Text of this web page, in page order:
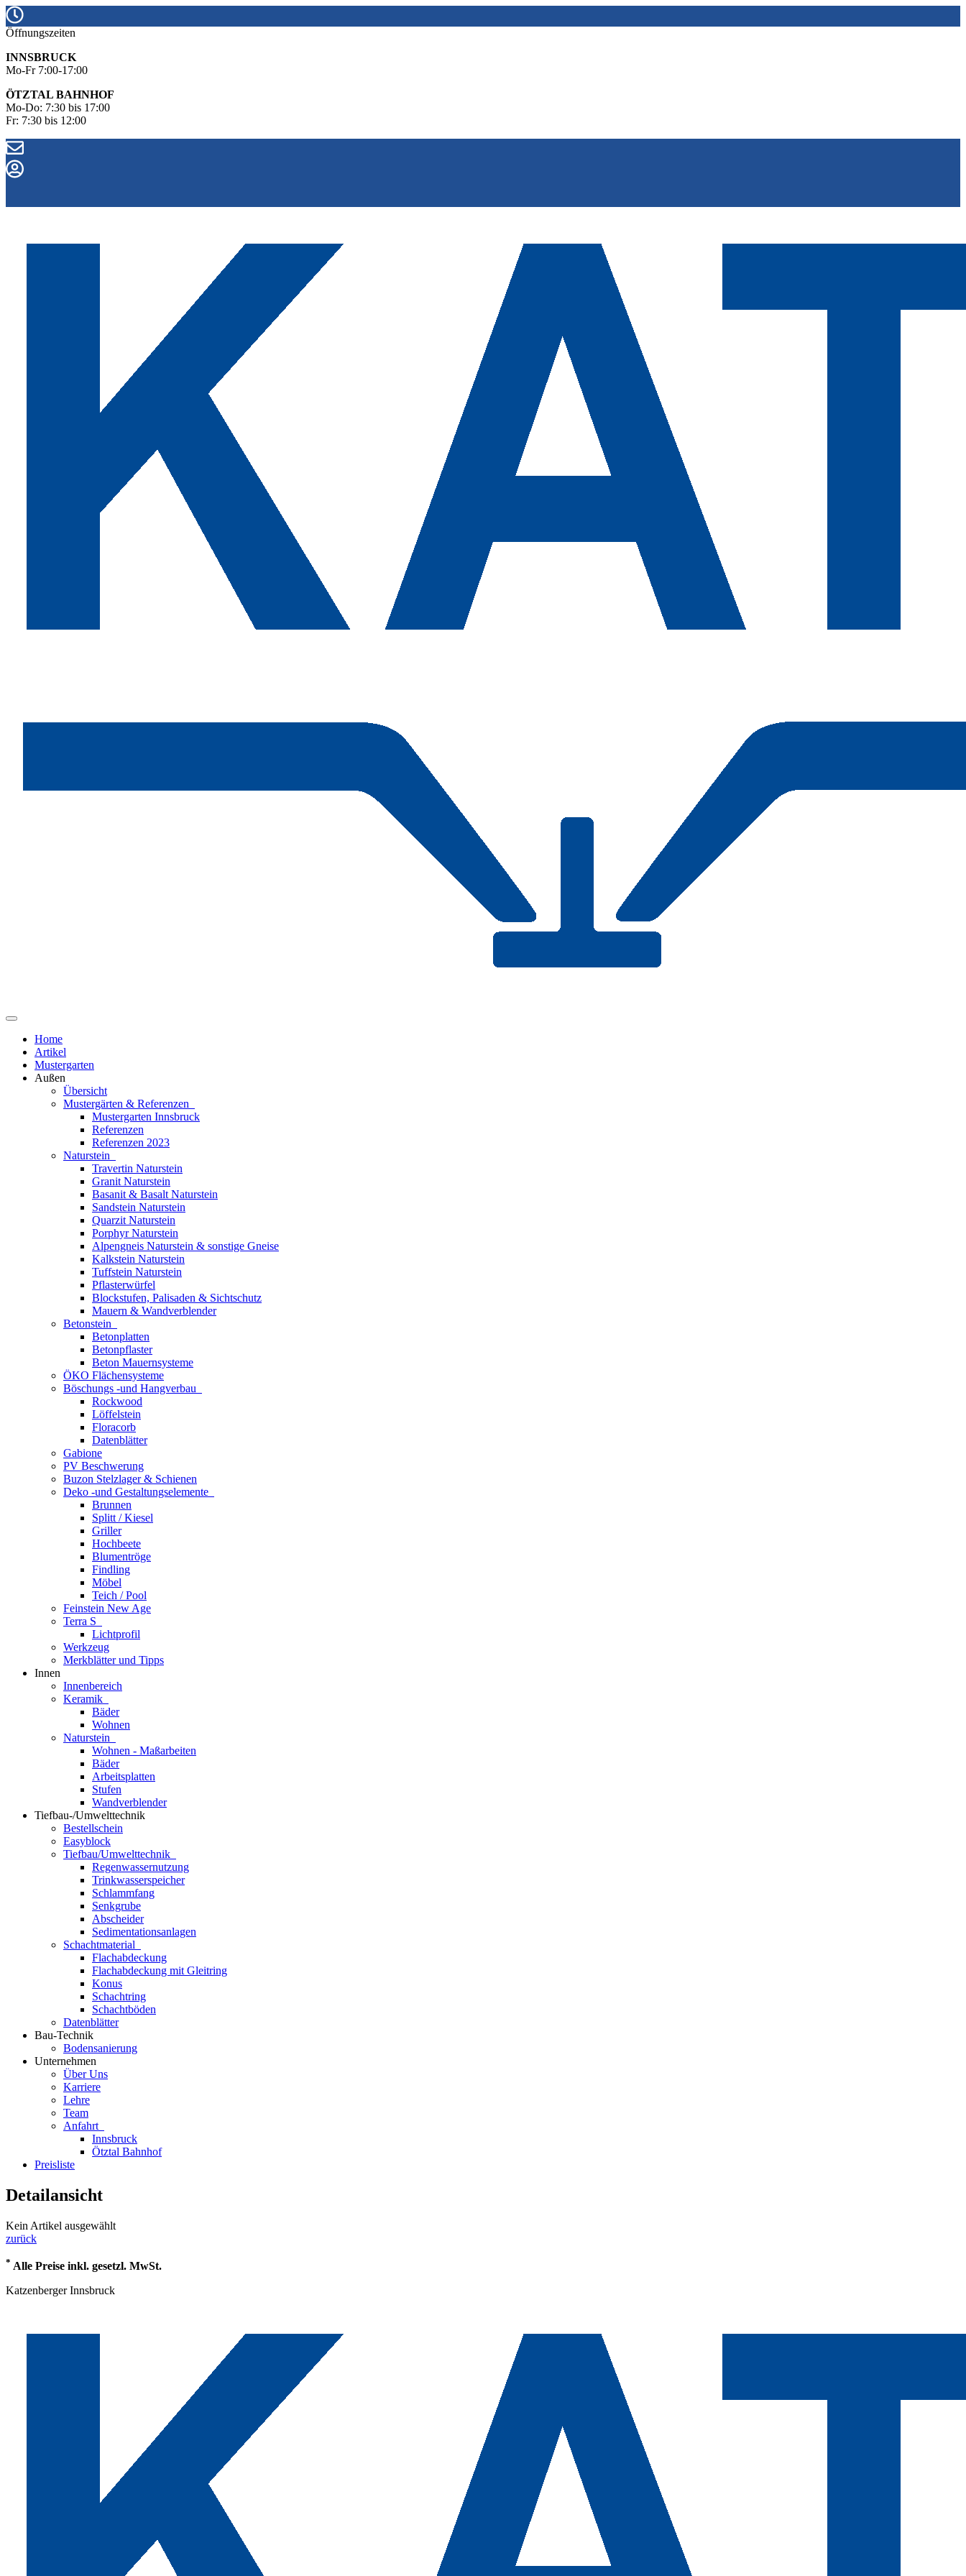
Öffnungszeiten
INNSBRUCK
Mo-Fr 7:00-17:00
ÖTZTAL BAHNHOF
Mo-Do: 7:30 bis 17:00
Fr: 7:30 bis 12:00
Home
Artikel
Mustergarten
Außen
Übersicht
Mustergärten & Referenzen
Mustergarten Innsbruck
Referenzen
Referenzen 2023
Naturstein
Travertin Naturstein
Granit Naturstein
Basanit & Basalt Naturstein
Sandstein Naturstein
Quarzit Naturstein
Porphyr Naturstein
Alpengneis Naturstein & sonstige Gneise
Kalkstein Naturstein
Tuffstein Naturstein
Pflasterwürfel
Blockstufen, Palisaden & Sichtschutz
Mauern & Wandverblender
Betonstein
Betonplatten
Betonpflaster
Beton Mauernsysteme
ÖKO Flächensysteme
Böschungs -und Hangverbau
Rockwood
Löffelstein
Floracorb
Datenblätter
Gabione
PV Beschwerung
Buzon Stelzlager & Schienen
Deko -und Gestaltungselemente
Brunnen
Splitt / Kiesel
Griller
Hochbeete
Blumentröge
Findling
Möbel
Teich / Pool
Feinstein New Age
Terra S
Lichtprofil
Werkzeug
Merkblätter und Tipps
Innen
Innenbereich
Keramik
Bäder
Wohnen
Naturstein
Wohnen - Maßarbeiten
Bäder
Arbeitsplatten
Stufen
Wandverblender
Tiefbau-/Umwelttechnik
Bestellschein
Easyblock
Tiefbau/Umwelttechnik
Regenwassernutzung
Trinkwasserspeicher
Schlammfang
Senkgrube
Abscheider
Sedimentationsanlagen
Schachtmaterial
Flachabdeckung
Flachabdeckung mit Gleitring
Konus
Schachtring
Schachtböden
Datenblätter
Bau-Technik
Bodensanierung
Unternehmen
Über Uns
Karriere
Lehre
Team
Anfahrt
Innsbruck
Ötztal Bahnhof
Preisliste
Detailansicht
Kein Artikel ausgewählt
zurück
* Alle Preise inkl. gesetzl. MwSt.
Katzenberger Innsbruck